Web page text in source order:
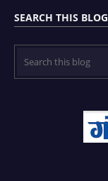
SEARCH THIS BLOG